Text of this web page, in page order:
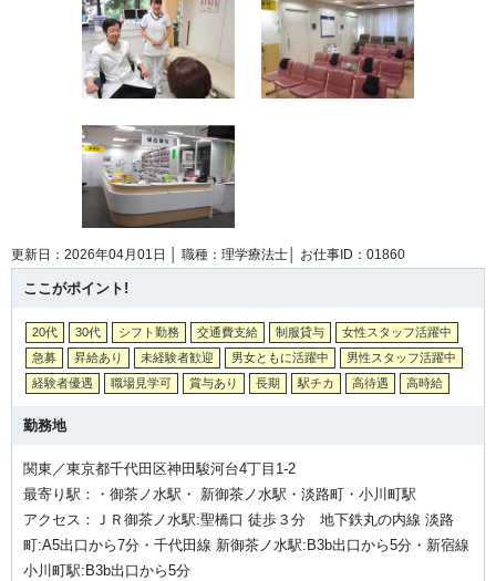
更新日：2026年04月01日 │ 職種：理学療法士│ お仕事ID：01860
ここがポイント!
20代 30代 シフト勤務 交通費支給 制服貸与
女性スタッフ活躍中
急募
昇給あり 未経験者歓迎 男女ともに活躍中
男性スタッフ活躍中
経験者優遇
職場見学可 賞与あり 長期 駅チカ 高待遇 高時給
勤務地
関東／東京都千代田区神田駿河台4丁目1-2
最寄り駅：・御茶ノ水駅・ 新御茶ノ水駅・淡路町・小川町駅
アクセス：ＪＲ御茶ノ水駅:聖橋口 徒歩３分 地下鉄丸の内線 淡路
町:A5出口から7分・千代田線 新御茶ノ水駅:B3b出口から5分・新宿線
小川町駅:B3b出口から5分